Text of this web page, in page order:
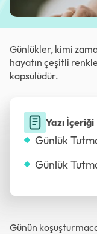
Günlükler, kimi
hayatın çeşitli
kapsülüdür.
Yazı İçeriği
Günlük
Günlük
Günün